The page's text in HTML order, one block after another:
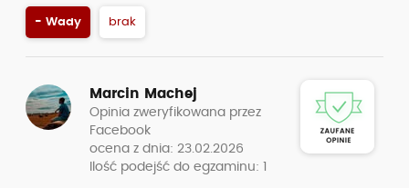
- Wady brak
Marcin Machej
Opinia zweryfikowana przez
Facebook
ocena z dnia: 23.02.2026
Ilość podejść do egzaminu: 1